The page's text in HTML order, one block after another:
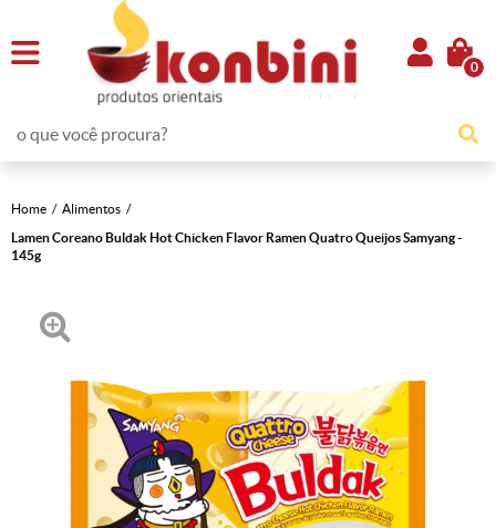
0
Home
Alimentos
Lamen Coreano Buldak Hot Chicken Flavor Ramen Quatro Queijos Samyang -
145g